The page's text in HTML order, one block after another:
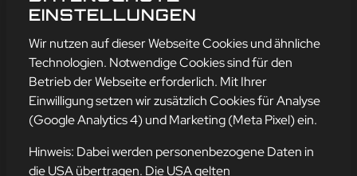
EINSTELLUNGEN
Wir nutzen auf dieser Webseite Cookies und ähnliche
Technologien. Notwendige Cookies sind für den
Betrieb der Webseite erforderlich. Mit Ihrer
Einwilligung setzen wir zusätzlich Cookies für Analyse
(Google Analytics 4) und Marketing (Meta Pixel) ein.
Hinweis: Dabei werden personenbezogene Daten in
die USA übertragen. Die USA gelten